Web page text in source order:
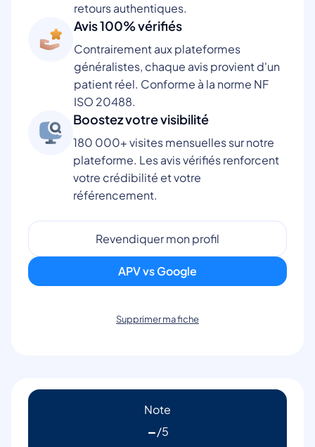
retours authentiques.
Avis 100% vérifiés
Contrairement aux plateformes
généralistes, chaque avis provient d'un
patient réel. Conforme à la norme NF
ISO 20488.
Boostez votre visibilité
180 000+ visites mensuelles sur notre
plateforme. Les avis vérifiés renforcent
votre crédibilité et votre
référencement.
Revendiquer mon profil
APV vs Google
Supprimer ma fiche
Note
-